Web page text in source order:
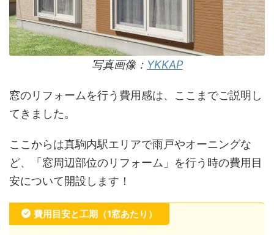
写真画像： YKKAP
窓のリフォームを行う費用感は、ここまでご説明し
てきました。
ここからは真駒内駅エリアで雨戸やオーニングな
ど、「窓周辺部位のリフォーム」を行う時の費用目
安について開設します！
費用目安と工期（1窓あたり）